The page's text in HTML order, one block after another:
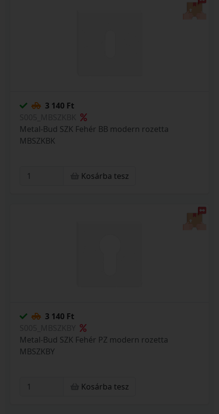
3 140 Ft
Metal-Bud SZK Fehér BB modern rozetta
MBSZKBK
Kosárba tesz
3 140 Ft
Metal-Bud SZK Fehér PZ modern rozetta
MBSZKBY
Kosárba tesz